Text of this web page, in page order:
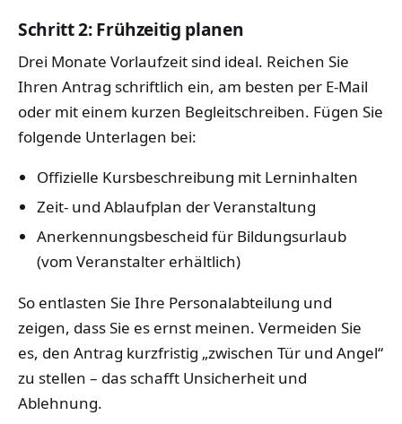
Schritt 2: Frühzeitig planen
Drei Monate Vorlaufzeit sind ideal. Reichen Sie
Ihren Antrag schriftlich ein, am besten per E-Mail
oder mit einem kurzen Begleitschreiben. Fügen Sie
folgende Unterlagen bei:
Offizielle Kursbeschreibung mit Lerninhalten
Zeit- und Ablaufplan der Veranstaltung
Anerkennungsbescheid für Bildungsurlaub
(vom Veranstalter erhältlich)
So entlasten Sie Ihre Personalabteilung und
zeigen, dass Sie es ernst meinen. Vermeiden Sie
es, den Antrag kurzfristig „zwischen Tür und Angel“
zu stellen – das schafft Unsicherheit und
Ablehnung.